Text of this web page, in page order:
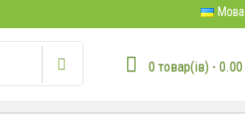
Мова
0 товар(ів) - 0.00